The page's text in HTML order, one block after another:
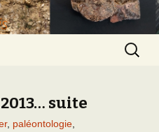
suite
, paléontologie